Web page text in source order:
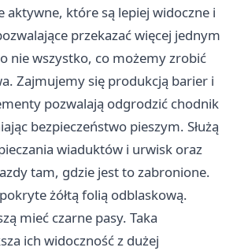
aktywne, które są lepiej widoczne i
przekazać więcej jednym
nie wszystko, co możemy zrobić
Zajmujemy się produkcją barier i
pozwalają odgrodzić chodnik
bezpieczeństwo pieszym. Służą
wiaduktów i urwisk oraz
tam, gdzie jest to zabronione.
żółtą folią odblaskową.
mieć czarne pasy. Taka
ich widoczność z dużej